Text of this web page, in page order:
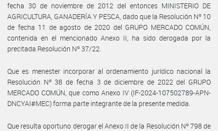
fecha 30 de noviembre de 2012 del entonces MINISTERIO DE
AGRICULTURA, GANADERÍA Y PESCA, dado que la Resolución Nº 10
de fecha 11 de agosto de 2020 del GRUPO MERCADO COMÚN,
contenida en el mencionado Anexo II, ha sido derogada por la
precitada Resolución Nº 37/22.
Que es menester incorporar al ordenamiento jurídico nacional la
Resolución Nº 38 de fecha 3 de diciembre de 2022 del GRUPO
MERCADO COMÚN, que como Anexo IV (IF-2024-107502789-APN-
DNCYAI#MEC) forma parte integrante de la presente medida.
Que resulta oportuno derogar el Anexo II de la Resolución Nº 798 de